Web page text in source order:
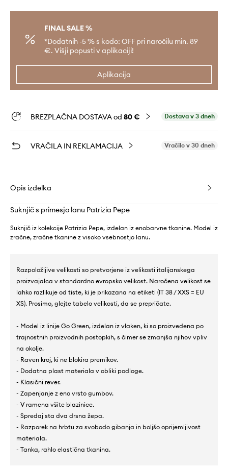
FINAL SALE %
*Dodatnih -5 % s kodo: OFF pri naročilu min. 89
€. Višji popusti v aplikaciji!
Aplikacija
BREZPLAČNA DOSTAVA od 80 € Dostava v 3 dneh
VRAČILA IN REKLAMACIJA Vračilo v 30 dneh
Opis izdelka
Suknjič s primesjo lanu Patrizia Pepe
Suknjič iz kolekcije Patrizia Pepe, izdelan iz enobarvne tkanine. Model iz
zračne, zračne tkanine z visoko vsebnostjo lanu.
Razpoložljive velikosti so pretvorjene iz velikosti italijanskega
proizvajalca v standardno evropsko velikost. Naročena velikost se
lahko razlikuje od tiste, ki je prikazana na etiketi (IT 38 / XXS = EU
XS). Prosimo, glejte tabelo velikosti, da se prepričate.
- Model iz linije Go Green, izdelan iz vlaken, ki so proizvedena po
trajnostnih proizvodnih postopkih, s čimer se zmanjša njihov vpliv
na okolje.
- Raven kroj, ki ne blokira premikov.
- Dodatna plast materiala v obliki podloge.
- Klasični rever.
- Zapenjanje z eno vrsto gumbov.
- V ramena všite blazinice.
- Spredaj sta dva drsna žepa.
- Razporek na hrbtu za svobodo gibanja in boljšo oprijemljivost
materiala.
- Tanka, rahlo elastična tkanina.